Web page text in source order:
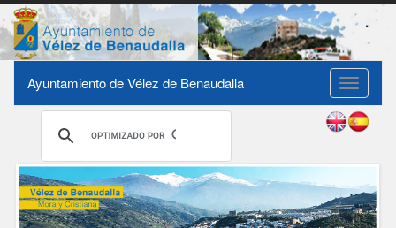
Toggle
Ayuntamiento de Vélez de Benaudalla